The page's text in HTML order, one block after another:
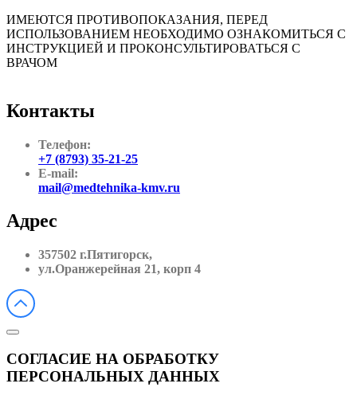
ИМЕЮТСЯ ПРОТИВОПОКАЗАНИЯ, ПЕРЕД
ИСПОЛЬЗОВАНИЕМ НЕОБХОДИМО ОЗНАКОМИТЬСЯ С
ИНСТРУКЦИЕЙ И ПРОКОНСУЛЬТИРОВАТЬСЯ С
ВРАЧОМ
Контакты
Телефон:
+7 (8793) 35-21-25
E-mail:
mail@medtehnika-kmv.ru
Адрес
357502 г.Пятигорск,
ул.Оранжерейная 21, корп 4
СОГЛАСИЕ НА ОБРАБОТКУ
ПЕРСОНАЛЬНЫХ ДАННЫХ